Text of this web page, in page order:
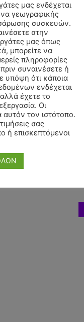
μας ενδέχεται
γεωγραφικής
συσκευών.
στην
μας όπως
μπορείτε να
πληροφορίες
συναινέσετε ή
υπόψη ότι κάποια
ενδέχεται
έχετε το
Οι
αυτόν τον ιστότοπο.
σας
ή επισκεπτόμενοι